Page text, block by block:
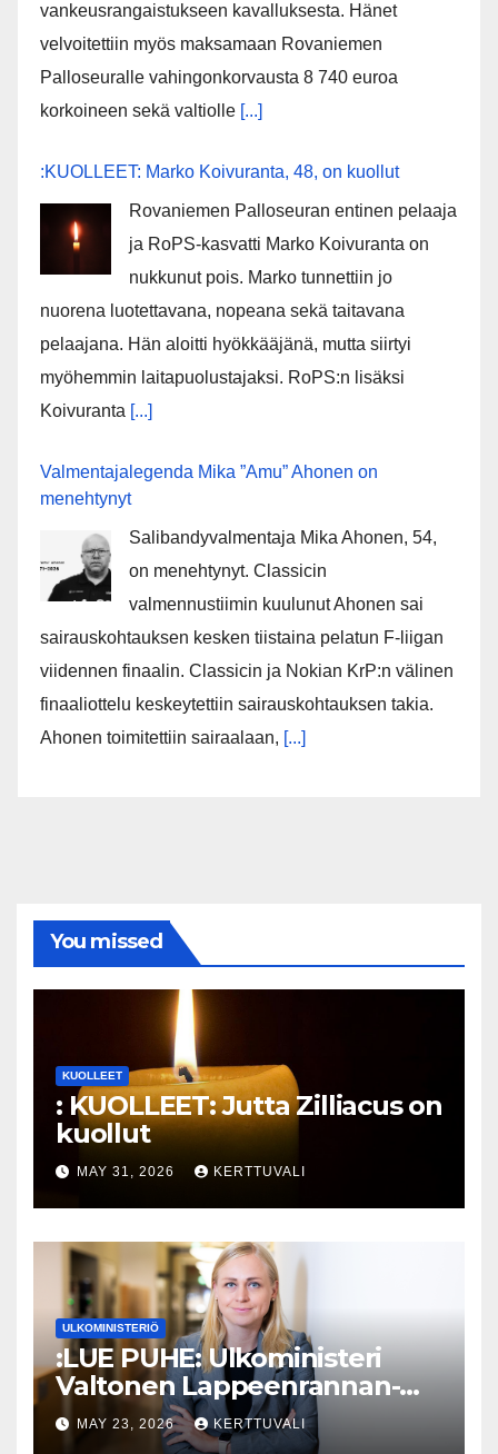
vankeusrangaistukseen kavalluksesta. Hänet
velvoitettiin myös maksamaan Rovaniemen
Palloseuralle vahingonkorvausta 8 740 euroa
korkoineen sekä valtiolle [...]
:KUOLLEET: Marko Koivuranta, 48, on kuollut
Rovaniemen Palloseuran entinen pelaaja
ja RoPS-kasvatti Marko Koivuranta on
nukkunut pois. Marko tunnettiin jo
nuorena luotettavana, nopeana sekä taitavana
pelaajana. Hän aloitti hyökkääjänä, mutta siirtyi
myöhemmin laitapuolustajaksi. RoPS:n lisäksi
Koivuranta [...]
Valmentajalegenda Mika ”Amu” Ahonen on
menehtynyt
Salibandyvalmentaja Mika Ahonen, 54,
on menehtynyt. Classicin
valmennustiimin kuulunut Ahonen sai
sairauskohtauksen kesken tiistaina pelatun F-liigan
viidennen finaalin. Classicin ja Nokian KrP:n välinen
finaaliottelu keskeytettiin sairauskohtauksen takia.
Ahonen toimitettiin sairaalaan, [...]
You missed
KUOLLEET
: KUOLLEET: Jutta Zilliacus on
kuollut
MAY 31, 2026 KERTTUVALI
ULKOMINISTERIÖ
:LUE PUHE: Ulkoministeri
Valtonen Lappeenrannan-
Lahden teknillisen yliopiston
kunniatohtoriksi
MAY 23, 2026 KERTTUVALI